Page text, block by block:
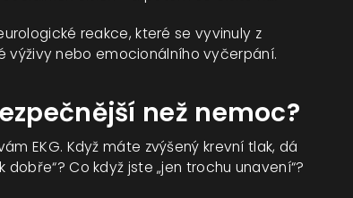
reakce, které se vyvinuly z
výživy nebo emocionálního vyčerpání.
než nemoc?
EKG. Když máte zvýšený krevní tlak, dá
Co když jste „jen trochu unavení“?